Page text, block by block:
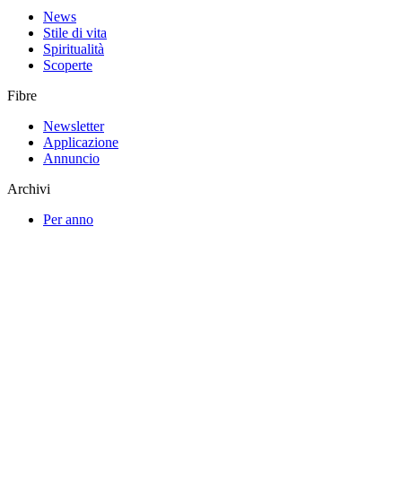
News
Stile di vita
Spiritualità
Scoperte
Fibre
Newsletter
Applicazione
Annuncio
Archivi
Per anno